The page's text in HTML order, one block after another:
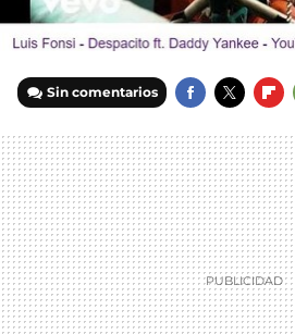
Sin comentarios